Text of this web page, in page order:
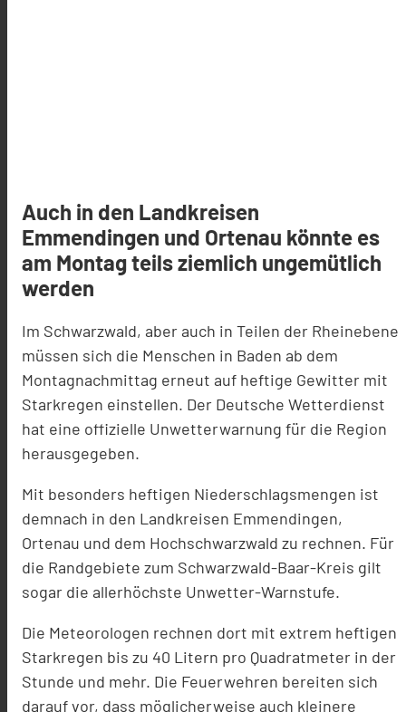
Auch in den Landkreisen
Emmendingen und Ortenau könnte es
am Montag teils ziemlich ungemütlich
werden
Im Schwarzwald, aber auch in Teilen der Rheinebene
müssen sich die Menschen in Baden ab dem
Montagnachmittag erneut auf heftige Gewitter mit
Starkregen einstellen. Der Deutsche Wetterdienst
hat eine offizielle Unwetterwarnung für die Region
herausgegeben.
Mit besonders heftigen Niederschlagsmengen ist
demnach in den Landkreisen Emmendingen,
Ortenau und dem Hochschwarzwald zu rechnen. Für
die Randgebiete zum Schwarzwald-Baar-Kreis gilt
sogar die allerhöchste Unwetter-Warnstufe.
Die Meteorologen rechnen dort mit extrem heftigen
Starkregen bis zu 40 Litern pro Quadratmeter in der
Stunde und mehr. Die Feuerwehren bereiten sich
darauf vor, dass möglicherweise auch kleinere